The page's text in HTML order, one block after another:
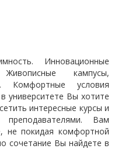
Инновационные
кампусы,
Комфортные условия
университете Вы хотите
интересные курсы и
Вам
не покидая комфортной
сочетание Вы найдете в